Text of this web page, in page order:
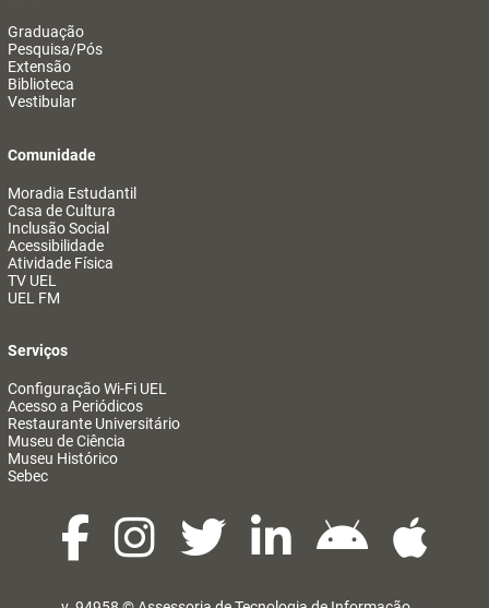
Graduação
Pesquisa/Pós
Extensão
Biblioteca
Vestibular
Comunidade
Moradia Estudantil
Casa de Cultura
Inclusão Social
Acessibilidade
Atividade Física
TV UEL
UEL FM
Serviços
Configuração Wi-Fi UEL
Acesso a Periódicos
Restaurante Universitário
Museu de Ciência
Museu Histórico
Sebec